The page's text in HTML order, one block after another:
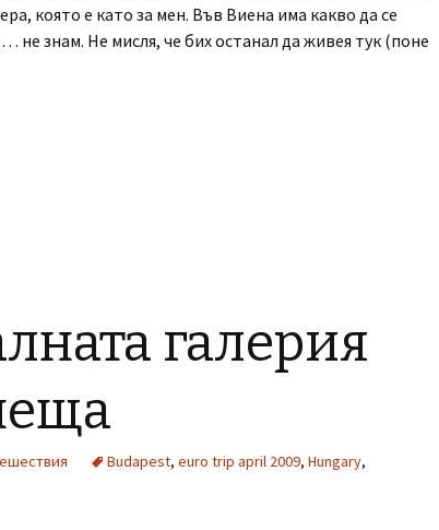
която е като за мен. Във Виена има какво да се
не знам. Не мисля, че бих останал да живея тук (поне
галерия
Budapest, euro trip april 2009, Hungary,